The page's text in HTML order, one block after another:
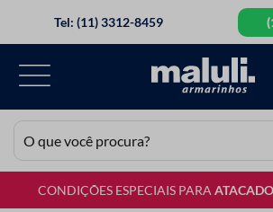
Tel: (11) 3312-8459
O que você procura?
CONDIÇÕES ESPECIAIS PARAATACADO
TERMOS MAIS BUSCADOS